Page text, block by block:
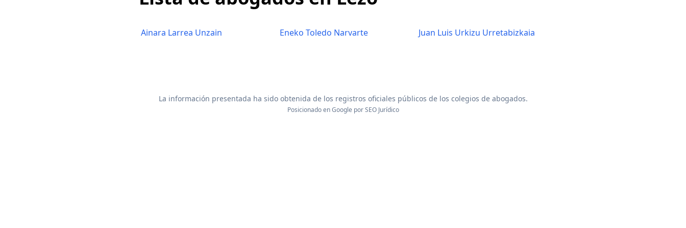
Ainara Larrea Unzain Eneko Toledo Narvarte Juan Luis Urkizu Urretabizkaia
La información presentada ha sido obtenida de los registros oficiales públicos de los colegios de abogados.
Posicionado en Google porSEO Jurídico